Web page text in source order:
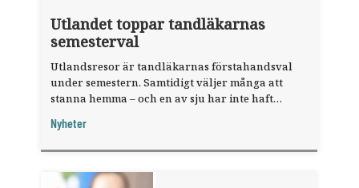
Utlandet toppar tandläkarnas
semesterval
Utlandsresor är tandläkarnas förstahandsval
under semestern. Samtidigt väljer många att
stanna hemma – och en av sju har inte haft
fråga".
Nyheter